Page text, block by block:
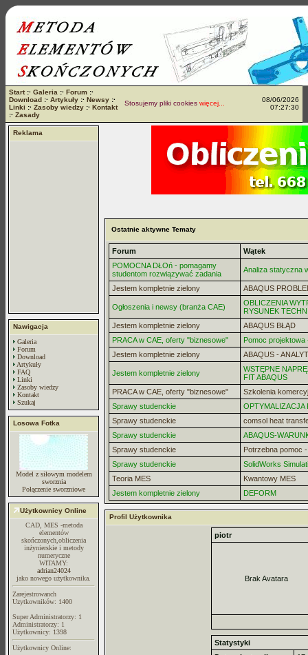
Start:· Galeria :· Forum :·
Download :· Artykuły :· Newsy :·
Linki :· Zasoby wiedzy :· Kontakt
:· Zasady
Stosujemy pliki cookieswięcej...
08/06/2026
07:27:30
Reklama
Nawigacja
Galeria
Forum
Download
Artykuły
FAQ
Linki
Zasoby wiedzy
Kontakt
Szukaj
Losowa Fotka
Model z siłowym modelem
sworznia
Połączenie sworzniowe
Użytkownicy Online
CAD, MES -metoda
elementów
skończonych,obliczenia
inżynierskie i metody
numeryczne
WITAMY:
adrian24024
jako nowego użytkownika.
Zarejestrowanch
Uzytkowników: 1400
Super Administratorzy: 1
Administratorzy: 1
Użytkownicy: 1398
Użytkownicy Online:
Ostatnie aktywne Tematy
Forum
Wątek
POMOCNA DŁOń - pomagamy
studentom rozwiązywać zadania
Analiza statyczna
Jestem kompletnie zielony ABAQUS
Ogłoszenia i newsy (branża CAE)
OBLICZENIA
RYSUNEK
Jestem kompletnie zielony
ABAQUS BŁĄD
PRACA w CAE, oferty "biznesowe"
Pomoc projektowa
Jestem kompletnie zielony
ABAQUS -
Jestem kompletnie zielony
WSTĘPNE
FIT ABAQUS
PRACA w CAE, oferty "biznesowe"
Szkolenia
Sprawy studenckie
OPTYMALIZACJA
Sprawy studenckie
comsol heat
Sprawy studenckie
ABAQUS-
Sprawy studenckie
Potrzebna pomoc
Sprawy studenckie
SolidWorks
Teoria MES
Kwantowy MES
Jestem kompletnie zielony
DEFORM
Profil Użytkownika
piotr
Brak Avatara
Statystyki